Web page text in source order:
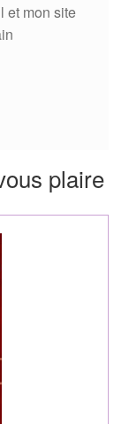
et mon site
plaire